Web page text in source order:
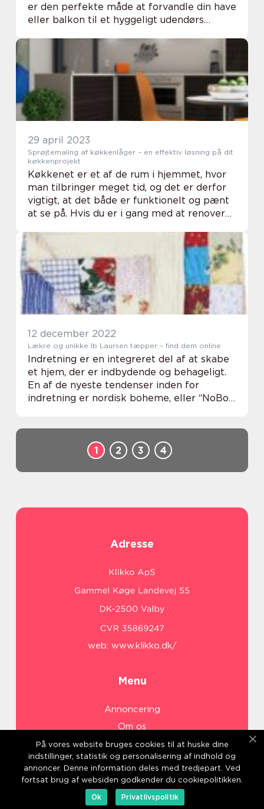
er den perfekte måde at forvandle din have
eller balkon til et hyggeligt udendørs
29 april 2023
Sprøjtemaling af køkkenlåger – en effektiv løsning på dit
køkkenprojekt
Køkkenet er et af de rum i hjemmet, hvor
man tilbringer meget tid, og det er derfor
vigtigt, at det både er funktionelt og pænt
at se på. Hvis du er i gang med at renovere
12 december 2022
Lækre og unikke Ib Laursen tæpper – find dem online
Indretning er en integreret del af at skabe
et hjem, der er indbydende og behageligt.
En af de nyeste tendenser inden for
indretning er nordisk boheme, eller “NoBo”,
1 2 3 4
Adresse
web: www.klikko.dk/
Menu
Annoncering
Om os
Cookies
Kontakt os
Sitemap
På vores website bruges cookies til at huske dine
indstillinger, statistik og personalisering af indhold og
annoncer. Denne information deles med tredjepart. Ved
fortsat brug af websiden godkender du cookiepolitikken.
Ok
Privatlivspolitik